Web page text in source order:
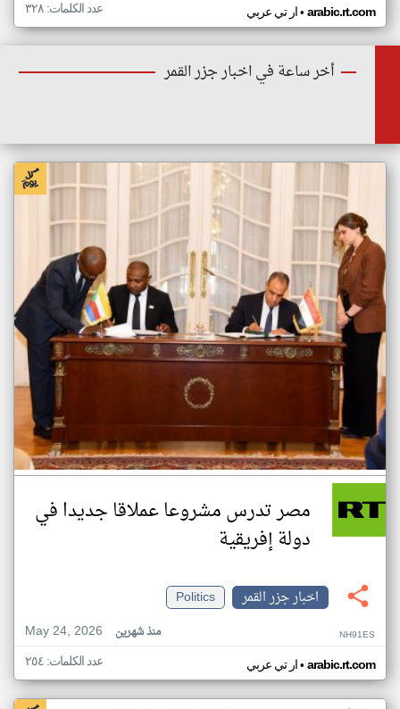
ار تي عربي• arabic.rt.com عدد الكلمات: ٣٢٨
أخر ساعة في اخبار جزر القمر
مصر تدرس مشروعا عملاقا جديدا في
دولة إفريقية
اخبار جزر القمر
Politics
May 24, 2026
منذ شهرين NH91ES
ار تي عربي• arabic.rt.com عدد الكلمات: ٢٥٤